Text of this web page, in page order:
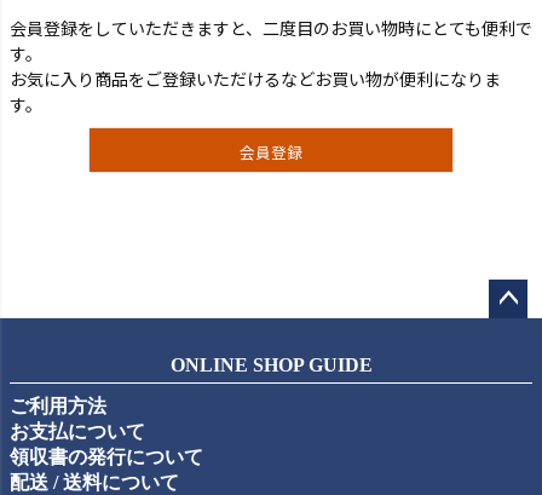
会員登録をしていただきますと、二度目のお買い物時にとても便利で
す。
お気に入り商品をご登録いただけるなどお買い物が便利になりま
す。
会員登録
ップ
ONLINE SHOP GUIDE
ご利用方法
お支払について
領収書の発行について
配送 / 送料について